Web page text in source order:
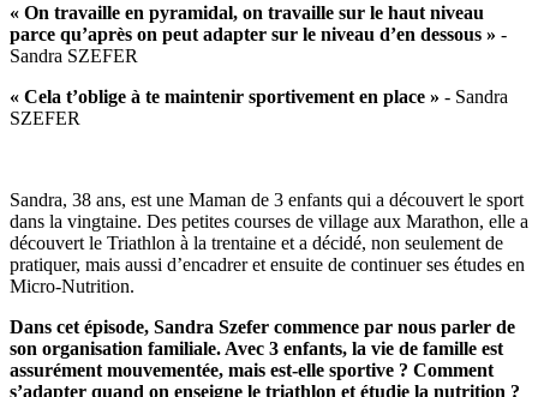
« On travaille en pyramidal, on travaille sur le haut niveau
parce qu’après on peut adapter sur le niveau d’en dessous » -
Sandra SZEFER
« Cela t’oblige à te maintenir sportivement en place » - Sandra
SZEFER
Sandra, 38 ans, est une Maman de 3 enfants qui a découvert le sport
dans la vingtaine. Des petites courses de village aux Marathon, elle a
découvert le Triathlon à la trentaine et a décidé, non seulement de
pratiquer, mais aussi d’encadrer et ensuite de continuer ses études en
Micro-Nutrition.
Dans cet épisode, Sandra Szefer commence par nous parler de
son organisation familiale. Avec 3 enfants, la vie de famille est
assurément mouvementée, mais est-elle sportive ? Comment
s’adapter quand on enseigne le triathlon et étudie la nutrition ?